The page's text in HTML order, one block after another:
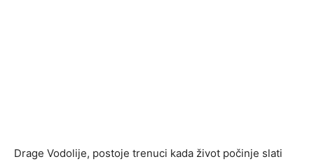
Drage Vodolije, postoje trenuci kada život počinje slati